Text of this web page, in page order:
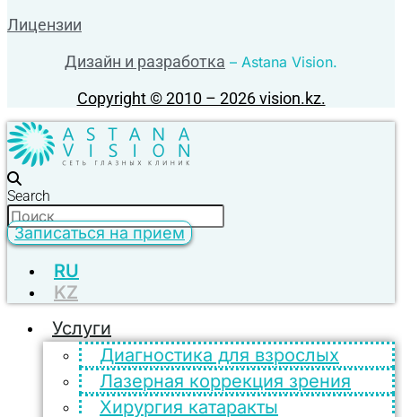
Лицензии
Дизайн и разработка – Astana Vision.
Copyright © 2010 – 2026 vision.kz.
Search
Записаться на прием
RU
KZ
Услуги
Диагностика для взрослых
Лазерная коррекция зрения
Хирургия катаракты